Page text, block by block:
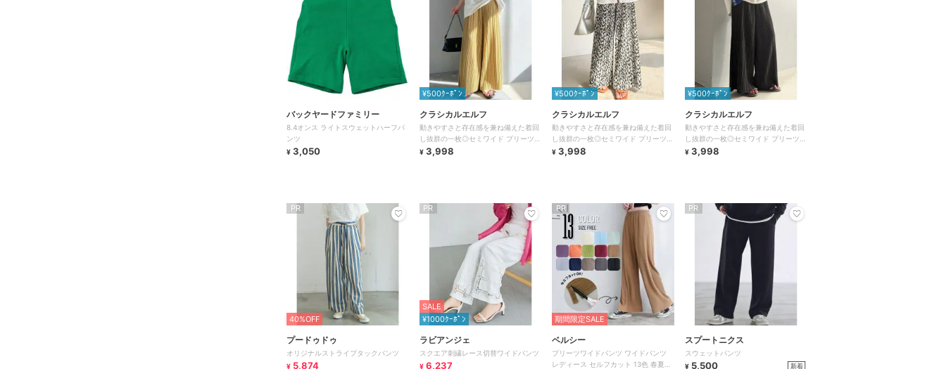
バックヤードファミリー
8.4オンス ライトスウェットハーフパ
ンツ
¥ 3,050
¥500ｸｰﾎﾟﾝ
クラシカルエルフ
動きやすさと存在感を兼ね備えた着回
し抜群の一枚◎セミワイド プリーツパ
ンツ
¥ 3,998
¥500ｸｰﾎﾟﾝ
クラシカルエルフ
動きやすさと存在感を兼ね備えた着回
し抜群の一枚◎セミワイド プリーツパ
ンツ
¥ 3,998
¥500ｸｰﾎﾟﾝ
クラシカルエルフ
動きやすさと存在感を兼ね備えた着回
し抜群の一枚◎セミワイド プリーツパ
ンツ
¥ 3,998
PR
40%OFF
プードゥドゥ
オリジナルストライプタックパンツ
¥ 5,874
PR
SALE
¥1000ｸｰﾎﾟﾝ
ラビアンジェ
スクエア刺繍レース切替ワイドパンツ
¥ 6,237
PR
期間限定SALE
ベルシー
プリーツワイドパンツ ワイドパンツ
レディース セルフカット 13色 春夏ボ
PR
スプートニクス
スウェットパンツ
¥ 5,500 新着